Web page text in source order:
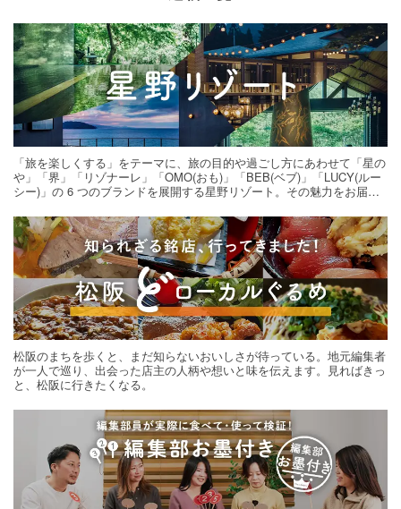
「旅を楽しくする」をテーマに、旅の目的や過ごし方にあわせて「星の
や」「界」「リゾナーレ」「OMO(おも)」「BEB(ベブ)」「LUCY(ルー
シー)」の 6 つのブランドを展開する星野リゾート。その魅力をお届け
松阪のまちを歩くと、まだ知らないおいしさが待っている。地元編集者
が一人で巡り、出会った店主の人柄や想いと味を伝えます。見ればきっ
と、松阪に行きたくなる。